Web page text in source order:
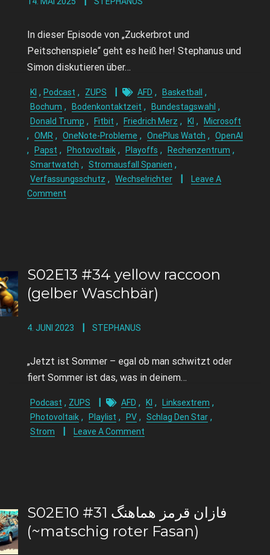
In dieser Episode von „Zuckerbrot und
Peitschenspiele“ geht es heiß her! Stephanus und
Simon diskutieren über…
KI , Podcast , ZUPS AFD , Basketball ,
Bochum , Bodenkontaktzeit , Bundestagswahl ,
Donald Trump , Fitbit , Friedrich Merz , KI , Microsoft
, OMR , OneNote-Probleme , OnePlus Watch , OpenAI
, Papst , Photovoltaik , Playoffs , Rechenzentrum ,
Smartwatch , Stromausfall Spanien ,
Verfassungsschutz , Wechselrichter
Leave A
Comment
S02E13 #34 yellow raccoon
(gelber Waschbär)
4. JUNI 2023 STEPHANUS
„Jetzt ist Sommer – egal ob man schwitzt oder
fiert Sommer ist das, was in deinem…
Podcast , ZUPS AFD , KI , Linksextrem ,
Photovoltaik , Playlist , PV , Schlag Den Star ,
Strom Leave A Comment
S02E10 #31 فازان قرمز هماهنگ
(~matschig roter Fasan)